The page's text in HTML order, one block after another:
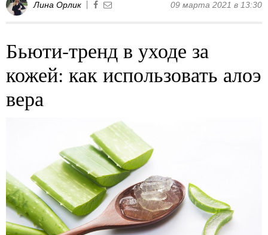
Лина Орлик 09 марта 2021 в 13:30
Бьюти-тренд в уходе за
кожей: как использовать алоэ
вера